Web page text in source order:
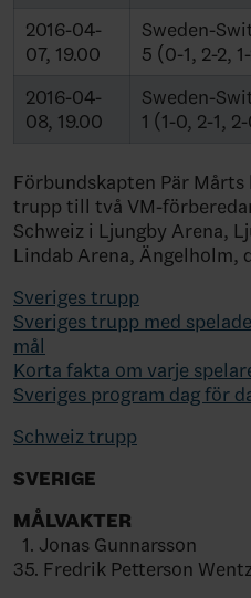
2016-04-
07, 19.00
Sweden-
5 (0-1, 2-2,
2016-04-
08, 19.00
Sweden-
1 (1-0, 2-1,
Förbundskapten Pär
trupp till två VM-
Schweiz i Ljungby Arena,
Lindab Arena, Ängelholm,
Sveriges trupp
Sveriges trupp med
mål
Korta fakta om varje
Sveriges program dag för
Schweiz trupp
SVERIGE
MÅLVAKTER
1. Jonas Gunnarsson
35. Fredrik Petterson